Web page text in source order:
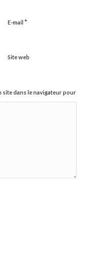
E-mail *
Site web
site dans le navigateur pour